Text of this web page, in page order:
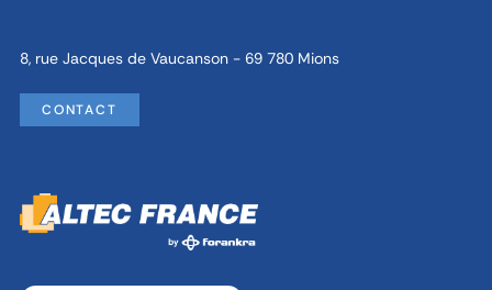
8, rue Jacques de Vaucanson - 69 780 Mions
CONTACT